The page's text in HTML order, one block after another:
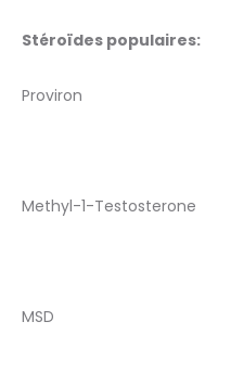
Stéroïdes populaires:
Proviron
Methyl-1-Testosterone
MSD